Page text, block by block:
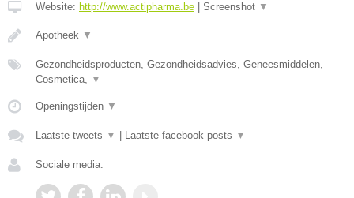
Website: http://www.actipharma.be Screenshot ▼
Apotheek ▼
Gezondheidsproducten, Gezondheidsadvies, Geneesmiddelen,
Cosmetica, ▼
Openingstijden ▼
Laatste tweets ▼ Laatste facebook posts ▼
Sociale media: